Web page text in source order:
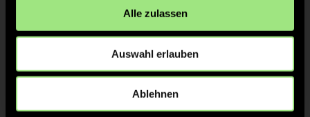
Alle zulassen
Auswahl erlauben
Ablehnen
2/4